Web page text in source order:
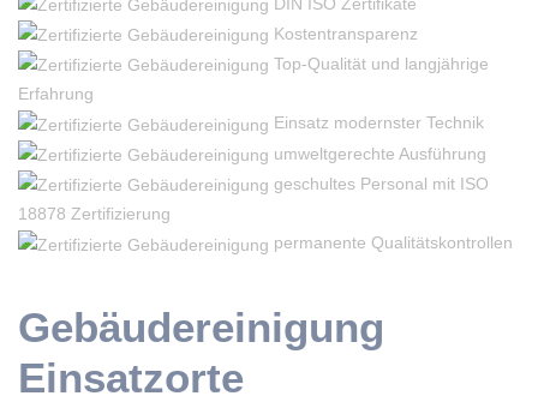
Kostentransparenz
Top-Qualität und langjährige
Erfahrung
Einsatz modernster Technik
umweltgerechte Ausführung
geschultes Personal mit ISO
18878 Zertifizierung
permanente Qualitätskontrollen
Gebäudereinigung
Einsatzorte